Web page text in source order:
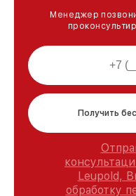
Менеджер
Получить
Leupold,
обработку